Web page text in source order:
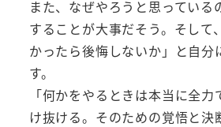
また、なぜやろうと思っている
することが大事だそう。そして
かったら後悔しないか」と自分
す。
「何かをやるときは本当に全
け抜ける。そのための覚悟と決